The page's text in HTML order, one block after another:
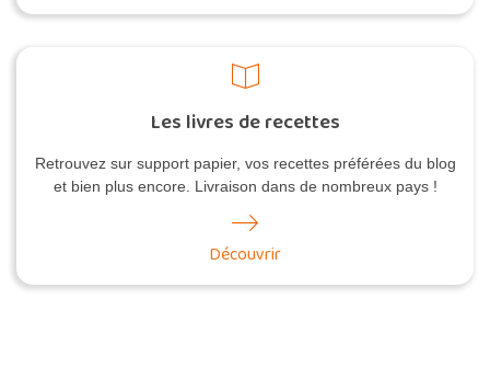
Les livres de recettes
Retrouvez sur support papier, vos recettes préférées du blog
et bien plus encore. Livraison dans de nombreux pays !
Découvrir